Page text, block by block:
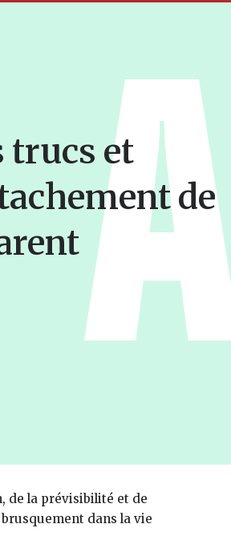
trucs et
de
de la prévisibilité et de
dans la vie